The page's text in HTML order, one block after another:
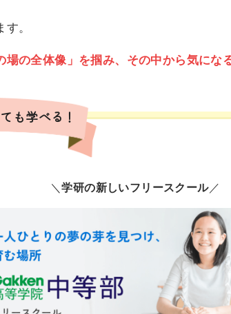
。
場の全体像」を掴み、その中から気にな
も学べる！
＼学研の新しいフリースクール／